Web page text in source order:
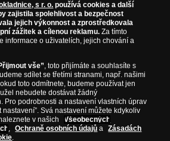
s r. o. používá cookies a další
zajistila spolehlivost a bezpečnost
jejich výkonnost a zprostředkovala
zážitek a cílenou reklamu. Za tímto
informace o uživatelích, jejich chování a
vše”, toto přijímáte a souhlasíte s
sdílet se třetími stranami, např. našimi
toto odmítnete, budeme používat jen
nebudete dostávat žádný
Pro podrobnosti a nastavení vlastních úprav
nastavení”. Svá nastavení můžete kdykoliv
v našich
Všeobecných
, Ochraně osobních údajů a
Zásadách
.